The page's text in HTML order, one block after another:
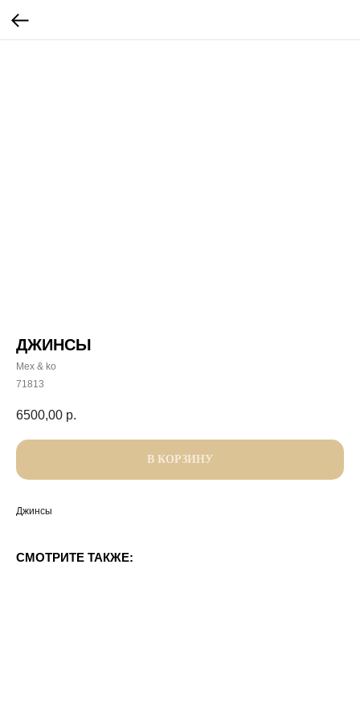
ДЖИНСЫ
Mex & ko
71813
6500,00 р.
В КОРЗИНУ
Джинсы
СМОТРИТЕ ТАКЖЕ: